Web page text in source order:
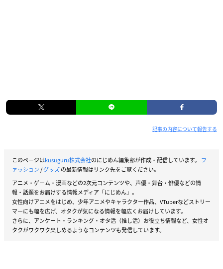
記事の内容について報告する
このページはkusuguru株式会社のにじめん編集部が作成・配信しています。 フ
ァッション/グッズの最新情報はリンク先をご覧ください。
アニメ・ゲーム・漫画などの2次元コンテンツや、声優・舞台・俳優などの情
報・話題をお届けする情報メディア「にじめん」。
女性向けアニメをはじめ、少年アニメやキャラクター作品、VTuberなどストリー
マーにも幅を広げ、オタクが気になる情報を幅広くお届けしています。
さらに、アンケート・ランキング・オタ活（推し活）お役立ち情報など、女性オ
タクがワクワク楽しめるようなコンテンツも発信しています。